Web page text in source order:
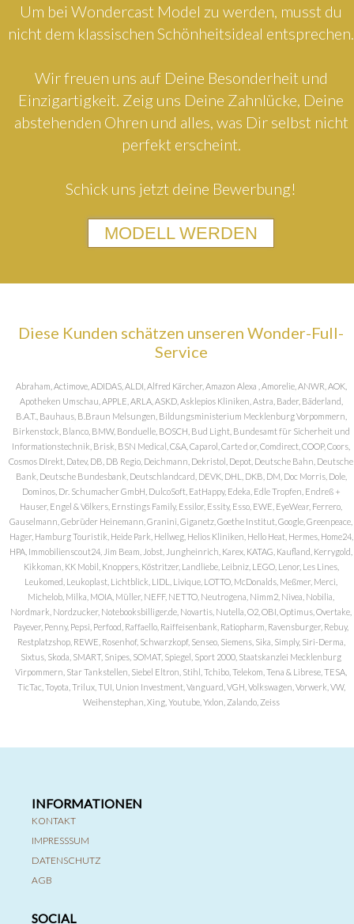
Um bei Wondercast Model zu werden, musst du
nicht dem klassischen Schönheitsideal entsprechen.
Wir freuen uns auf Deine Besonderheit und
Einzigartigkeit. Zeig uns Deine Zahnlücke, Deine
abstehenden Ohren und alles, was Dir selbst nicht
perfekt erscheint.
Schick uns jetzt deine Bewerbung!
MODELL WERDEN
Diese Kunden schätzen unseren Wonder-Full-
Service
Abraham, Actimove, ADIDAS, ALDI, Alfred Kärcher, Amazon Alexa , Amorelie, ANWR, AOK,
Apotheken Umschau, APPLE, ARLA, ASKD, Asklepios Kliniken, Astra, Bader, Bäderland,
B.A.T., Bauhaus, B.Braun Melsungen, Bildungsministerium Mecklenburg Vorpommern,
Birkenstock, Blanco, BMW, Bonduelle, BOSCH, Bud Light, Bundesamt für Sicherheit und
Informationstechnik, Brisk, BSN Medical, C&A, Caparol, Carte d or, Comdirect, COOP, Coors,
Cosmos DIrekt, Datev, DB, DB Regio, Deichmann, Dekristol, Depot, Deutsche Bahn, Deutsche
Bank, Deutsche Bundesbank, Deutschlandcard, DEVK, DHL, DKB, DM, Doc Morris, Dole,
Dominos, Dr. Schumacher GmbH, DulcoSoft, EatHappy, Edeka, Edle Tropfen, Endreß +
Hauser, Engel & Völkers, Ernstings Family, Essilor, Essity, Esso, EWE, EyeWear, Ferrero,
Gauselmann, Gebrüder Heinemann, Granini, Giganetz, Goethe Institut, Google, Greenpeace,
Hager, Hamburg Touristik, Heide Park, Hellweg, Helios Kliniken, Hello Heat, Hermes, Home24,
HPA, Immobilienscout24, Jim Beam, Jobst, Jungheinrich, Karex, KATAG, Kaufland, Kerrygold,
Kikkoman, KK Mobil, Knoppers, Köstritzer, Landliebe, Leibniz, LEGO, Lenor, Les Lines,
Leukomed, Leukoplast, Lichtblick, LIDL, Livique, LOTTO, McDonalds, Meßmer, Merci,
Michelob, Milka, MOIA, Müller, NEFF, NETTO, Neutrogena, Nimm2, Nivea, Nobilia,
Nordmark, Nordzucker, Notebooksbilliger.de, Novartis, Nutella, O2, OBI, Optimus, Overtake,
Payever, Penny, Pepsi, Perfood, Raffaello, Raiffeisenbank, Ratiopharm, Ravensburger, Rebuy,
Restplatzshop, REWE, Rosenhof, Schwarzkopf, Senseo, Siemens, Sika, Simply, Siri-Derma,
Sixtus, Skoda, SMART, Snipes, SOMAT, Spiegel, Sport 2000, Staatskanzlei Mecklenburg
Virpommern, Star Tankstellen, Siebel Eltron, Stihl, Tchibo, Telekom, Tena & Librese, TESA,
TicTac, Toyota, Trilux, TUI, Union Investment, Vanguard, VGH, Volkswagen, Vorwerk, VW,
Weihenstephan, Xing, Youtube, Yxlon, Zalando, Zeiss
INFORMATIONEN
KONTAKT
IMPRESSSUM
DATENSCHUTZ
AGB
SOCIAL